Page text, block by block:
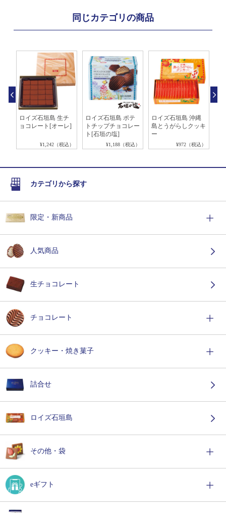
同じカテゴリの商品
ロイズ石垣島 生チ
ョコレート[オーレ]
¥1,242（税込）
ロイズ石垣島 ポテ
トチップチョコレー
ト[石垣の塩]
¥1,188（税込）
ロイズ石垣島 沖縄
島とうがらしクッキ
ー
¥972（税込）
カテゴリから探す
限定・新商品
人気商品
生チョコレート
チョコレート
クッキー・焼き菓子
詰合せ
ロイズ石垣島
その他・袋
eギフト